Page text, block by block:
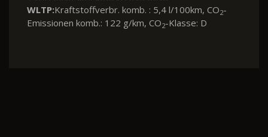
WLTP:Kraftstoffverbr. komb. : 5,4 l/100km, CO2-
Emissionen komb.: 122 g/km, CO2-Klasse: D